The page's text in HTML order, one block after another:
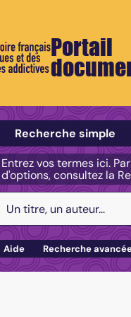
Portail
Sélectionner un type de
Recherche simple
Entrez vos termes ici.
d'options, consultez la
Aide Recherche